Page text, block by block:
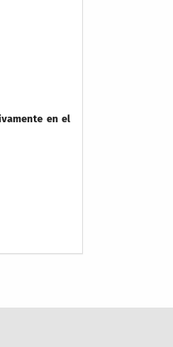
en el